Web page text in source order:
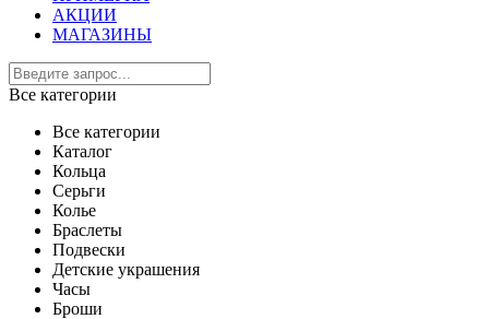
АКЦИИ
МАГАЗИНЫ
Все категории
Все категории
Каталог
Кольца
Серьги
Колье
Браслеты
Подвески
Детские украшения
Часы
Броши